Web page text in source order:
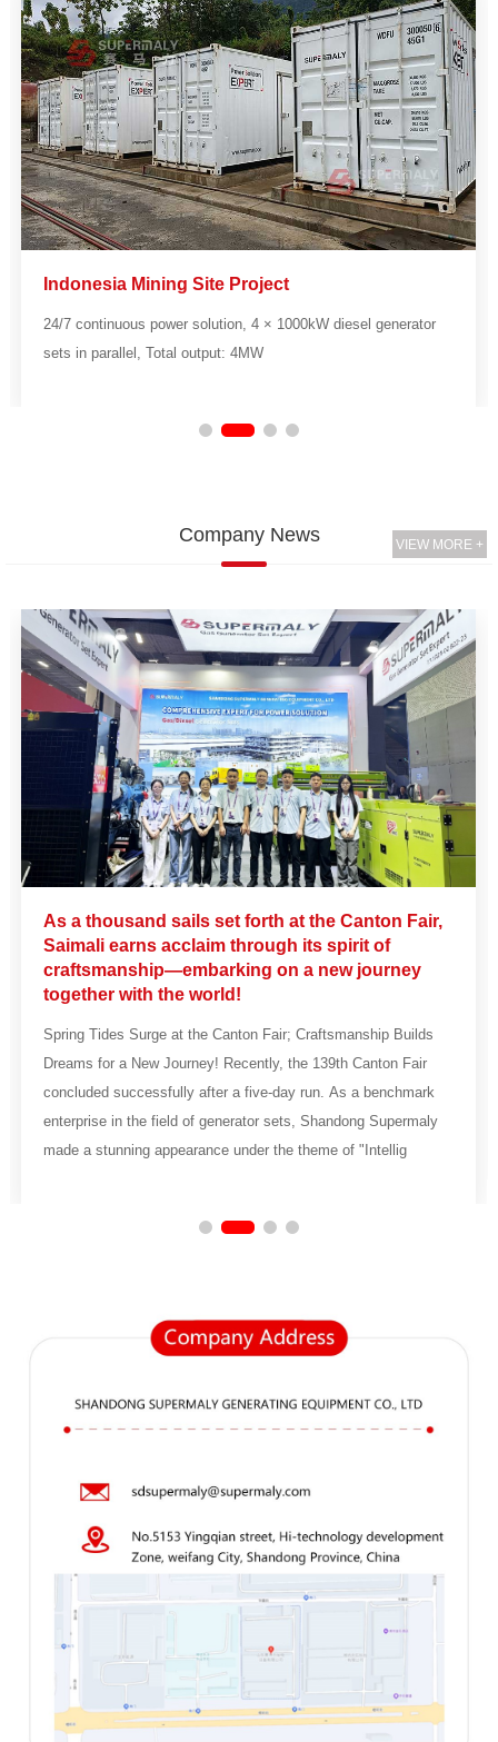
Indonesia Mining Site Project
24/7 continuous power solution, 4 × 1000kW diesel generator
sets in parallel, Total output: 4MW
Company News VIEW MORE +
As a thousand sails set forth at the Canton Fair,
Saimali earns acclaim through its spirit of
craftsmanship—embarking on a new journey
together with the world!
Spring Tides Surge at the Canton Fair; Craftsmanship Builds
Dreams for a New Journey! Recently, the 139th Canton Fair
concluded successfully after a five-day run. As a benchmark
enterprise in the field of generator sets, Shandong Supermaly
made a stunning appearance under the theme of "Intellig